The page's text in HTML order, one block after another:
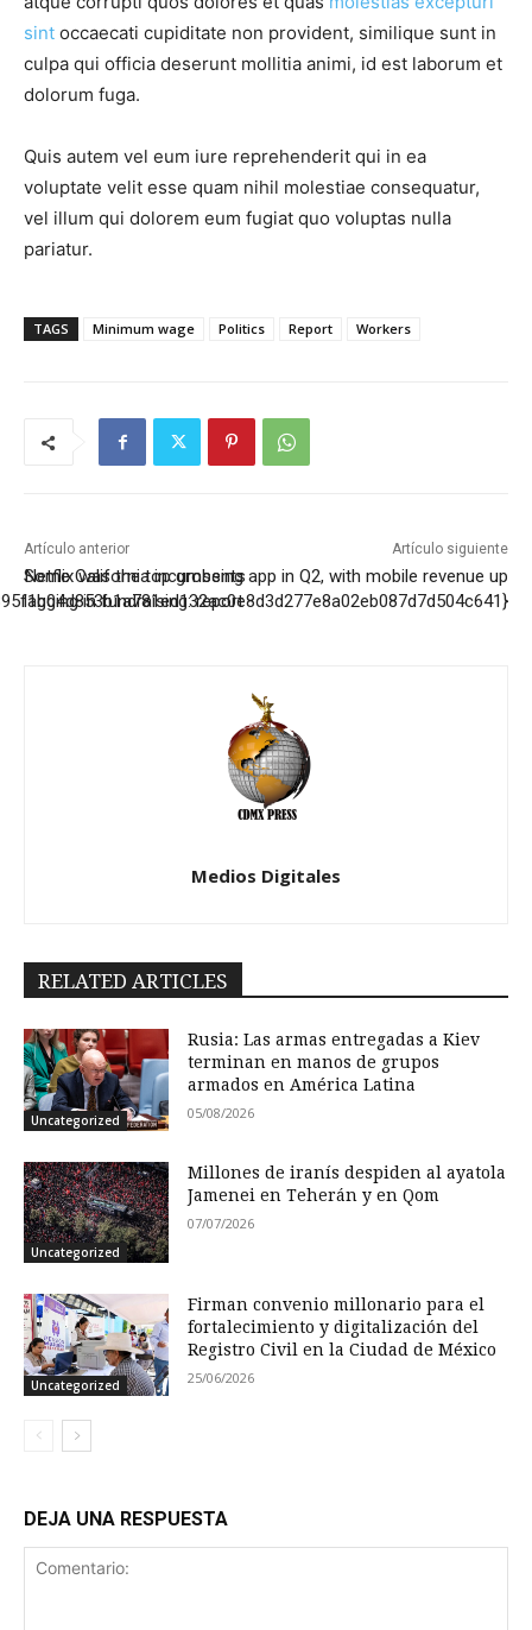
sint occaecati cupiditate non provident, similique sunt in
culpa qui officia deserunt mollitia animi, id est laborum et
dolorum fuga.
Quis autem vel eum iure reprehenderit qui in ea
voluptate velit esse quam nihil molestiae consequatur,
vel illum qui dolorem eum fugiat quo voluptas nulla
pariatur.
TAGS Minimum wage Politics Report Workers
Artículo anterior
Some California incumbents
lagging in fundraising: report
Artículo siguiente
Netflix was the top grossing app in Q2, with mobile revenue up
Medios Digitales
RELATED ARTICLES
Uncategorized
Rusia: Las armas entregadas a Kiev
terminan en manos de grupos
armados en América Latina
05/08/2026
Uncategorized
Millones de iranís despiden al ayatola
Jamenei en Teherán y en Qom
07/07/2026
Uncategorized
Firman convenio millonario para el
fortalecimiento y digitalización del
Registro Civil en la Ciudad de México
25/06/2026
DEJA UNA RESPUESTA